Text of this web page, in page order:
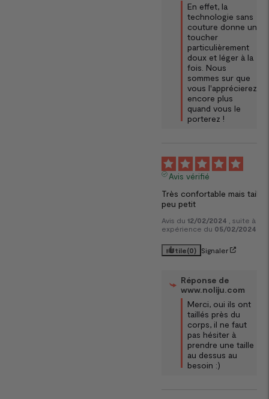
En effet, la
technologie sans
couture donne un
toucher
particulièrement
doux et léger à la
fois. Nous
sommes sur que
vous l'apprécierez
encore plus
quand vous le
porterez !
Avis vérifié
Très confortable mais taille
peu petit
Avis du 12/02/2024
, suite à
expérience du 05/02/2024
Utile(0) Signaler
Réponse de
www.noliju.com
Merci, oui ils ont
taillés près du
corps, il ne faut
pas hésiter à
prendre une taille
au dessus au
besoin :)